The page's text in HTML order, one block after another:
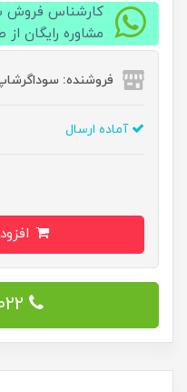
کارشناس فروش
مشاوره رایگان
فروشنده:
آماده ارسال